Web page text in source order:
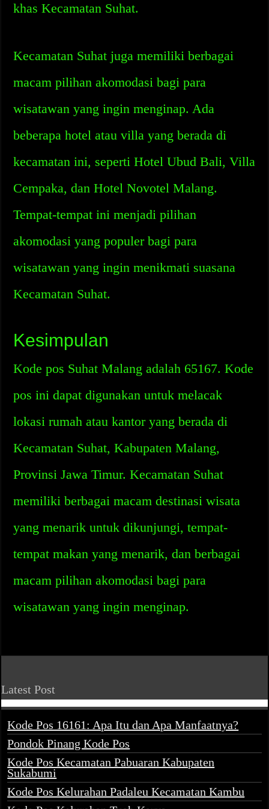
khas Kecamatan Suhat.
Kecamatan Suhat juga memiliki berbagai
macam pilihan akomodasi bagi para
wisatawan yang ingin menginap. Ada
beberapa hotel atau villa yang berada di
kecamatan ini, seperti Hotel Ubud Bali, Villa
Cempaka, dan Hotel Novotel Malang.
Tempat-tempat ini menjadi pilihan
akomodasi yang populer bagi para
wisatawan yang ingin menikmati suasana
Kecamatan Suhat.
Kesimpulan
Kode pos Suhat Malang adalah 65167. Kode
pos ini dapat digunakan untuk melacak
lokasi rumah atau kantor yang berada di
Kecamatan Suhat, Kabupaten Malang,
Provinsi Jawa Timur. Kecamatan Suhat
memiliki berbagai macam destinasi wisata
yang menarik untuk dikunjungi, tempat-
tempat makan yang menarik, dan berbagai
macam pilihan akomodasi bagi para
wisatawan yang ingin menginap.
Latest Post
Kode Pos 16161: Apa Itu dan Apa Manfaatnya?
Pondok Pinang Kode Pos
Kode Pos Kecamatan Pabuaran Kabupaten
Sukabumi
Kode Pos Kelurahan Padaleu Kecamatan Kambu